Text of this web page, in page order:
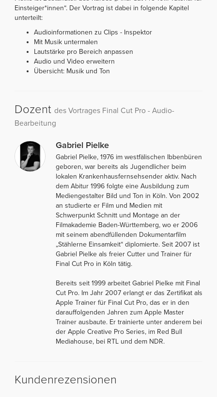
Einsteiger*innen“. Der Vortrag ist dabei in folgende Kapitel
unterteilt:
Audioinformationen zu Clips - Inspektor
Mit Musik untermalen
Lautstärke pro Bereich anpassen
Audio und Video erweitern
Übersicht: Musik und Ton
Dozent des Vortrages Final Cut Pro - Audio-
Bearbeitung
Gabriel Pielke
Gabriel Pielke, 1976 im westfälischen Ibbenbüren
geboren, war bereits als Jugendlicher beim
lokalen Krankenhausfernsehsender aktiv. Nach
dem Abitur 1996 folgte eine Ausbildung zum
Mediengestalter Bild und Ton in Köln. Von 2002
an studierte er Film und Medien mit
Schwerpunkt Schnitt und Montage an der
Filmakademie Baden-Württemberg, wo er 2006
mit seinem abendfüllenden Dokumentarfilm
„Stählerne Einsamkeit“ diplomierte. Seit 2007 ist
Gabriel Pielke als freier Cutter und Trainer für
Final Cut Pro in Köln tätig.
Bereits seit 1999 arbeitet Gabriel Pielke mit Final
Cut Pro. Im Jahr 2007 erlangt er das Zertifikat als
Apple Trainer für Final Cut Pro, das er in den
darauffolgenden Jahren zum Apple Master
Trainer ausbaute. Er trainierte unter anderem bei
der Apple Creative Pro Series, im Red Bull
Mediahouse, bei RTL und dem NDR.
Kundenrezensionen